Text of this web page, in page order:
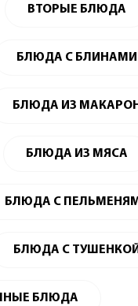
ВТОРЫЕ БЛЮДА
БЛЮДА С БЛИНАМИ
БЛЮДА ИЗ МАКАРОН
БЛЮДА ИЗ МЯСА
БЛЮДА С
БЛЮДА С ТУШЕНКОЙ
БЛЮДА